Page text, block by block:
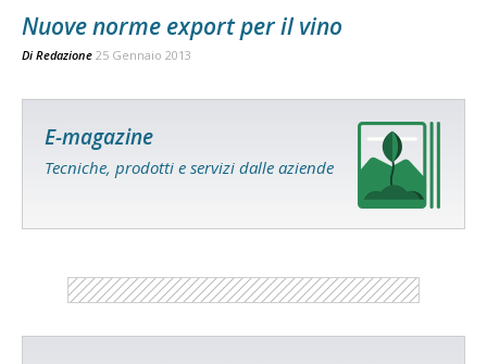
Nuove norme export per il vino
Di Redazione 25 Gennaio 2013
E-magazine
Tecniche, prodotti e servizi dalle aziende